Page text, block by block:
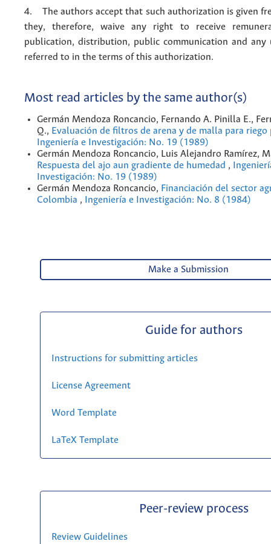
4. The authors accept that such authorization is given
they, therefore, waive any right to receive
publication, distribution, public communication and any
referred to in the terms of this authorization.
Most read articles by the same author(s)
Germán Mendoza Roncancio, Fernando A. Pinilla E.,
Q., Evaluación de filtros de arena y de malla para
Ingeniería e Investigación: No. 19 (1989)
Germán Mendoza Roncancio, Luis Alejandro Ramírez,
Respuesta del ajo aun gradiente de humedad ,
Investigación: No. 19 (1989)
Germán Mendoza Roncancio, Financiación del sector
Colombia , Ingeniería e Investigación: No. 8 (1984)
Make a Submission
Guide for authors
Instructions for submitting articles
License Agreement
Word Template
LaTeX Template
Peer-review process
Review Guidelines